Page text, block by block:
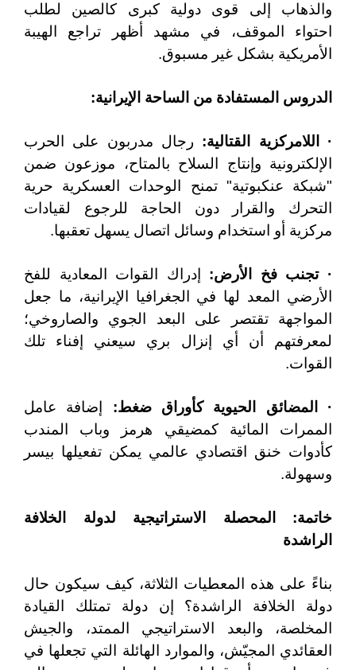
والذهاب إلى قوى دولية كبرى كالصين لطلب
احتواء الموقف، في مشهد أظهر تراجع الهيبة
الأمريكية بشكل غير مسبوق.
الدروس المستفادة من الساحة الإيرانية:
· اللامركزية القتالية: رجال مدربون على الحرب
الإلكترونية وإنتاج السلاح بالمتاح، موزعون ضمن
"شبكة عنكبوتية" تمنح الوحدات العسكرية حرية
التحرك والقرار دون الحاجة للرجوع لقيادات
مركزية أو استخدام وسائل اتصال يسهل تعقبها.
· تجنب فخ الأرض: إدراك القوات المعادية للفخ
الأرضي المعد لها في الجغرافيا الإيرانية، ما جعل
المواجهة تقتصر على البعد الجوي والصاروخي؛
لمعرفتهم أن أي إنزال بري سيعني إفناء تلك
القوات.
· المضائق الحيوية كأوراق ضغط: إضافة عامل
الممرات المائية كمضيقي هرمز وباب المندب
كأدوات خنق اقتصادي عالمي يمكن تفعيلها بيسر
وسهولة.
خاتمة: المحصلة الاستراتيجية لدولة الخلافة
الراشدة
بناءً على هذه المعطيات الثلاثة، كيف سيكون حال
دولة الخلافة الراشدة؟ إن دولة تمتلك القيادة
المخلصة، والبعد الاستراتيجي الممتد، والجيش
العقائدي المجيّش، والموارد الهائلة التي تجعلها في